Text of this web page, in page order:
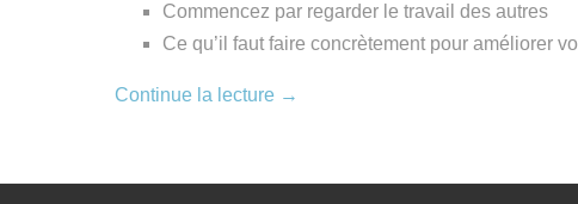
Commencez par regarder le travail des autres
Ce qu’il faut faire concrètement pour améliorer
Continue la lecture →